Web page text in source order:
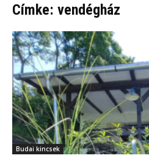
Címke: vendégház
Budai kincsek